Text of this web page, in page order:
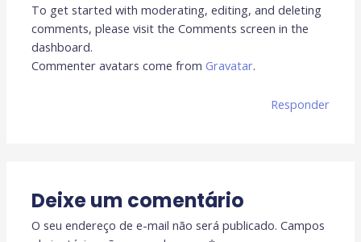
To get started with moderating, editing, and deleting
comments, please visit the Comments screen in the
dashboard.
Commenter avatars come fromGravatar.
Responder
Deixe um comentário
O seu endereço de e-mail não será publicado. Campos